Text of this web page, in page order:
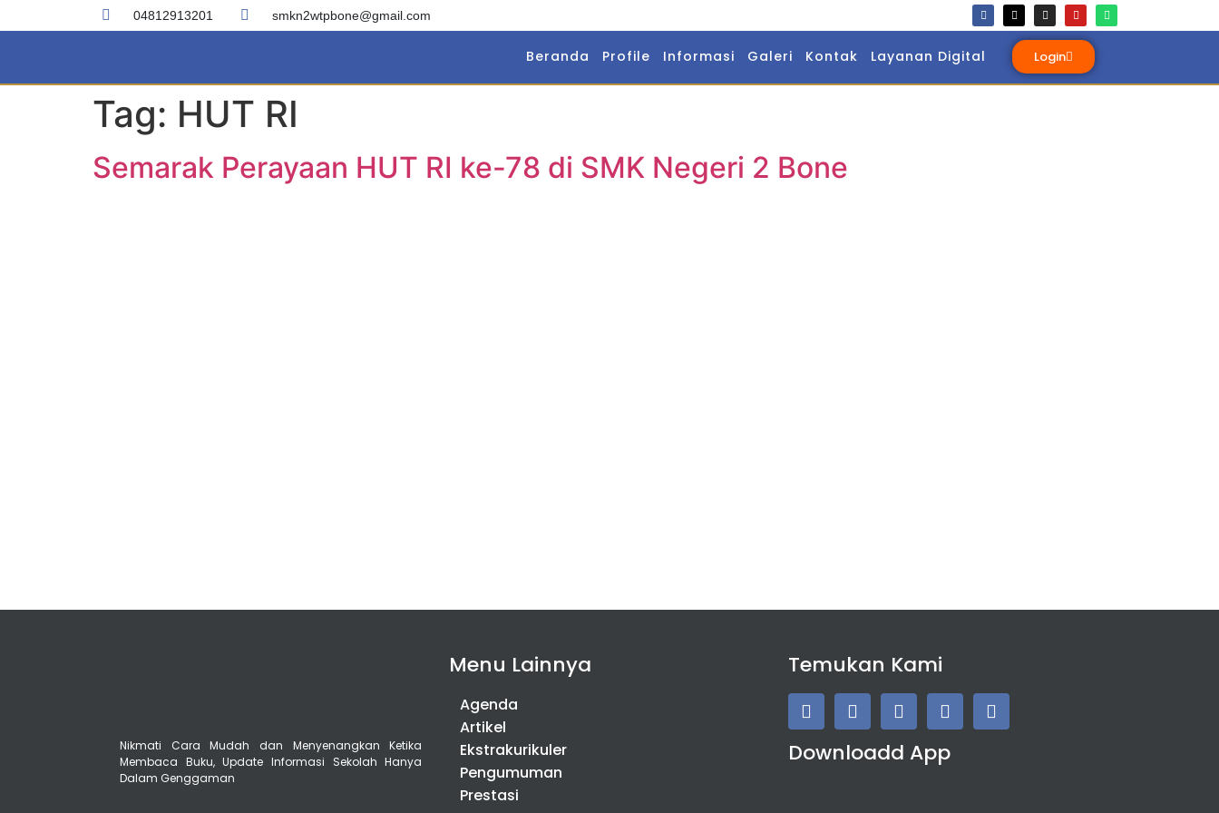
04812913201 smkn2wtpbone@gmail.com
Beranda Profile Informasi Galeri Kontak Layanan Digital Login
Tag: HUT RI
Semarak Perayaan HUT RI ke-78 di SMK Negeri 2 Bone
Nikmati Cara Mudah dan Menyenangkan Ketika
Membaca Buku, Update Informasi Sekolah Hanya
Dalam Genggaman
Menu Lainnya
Agenda
Artikel
Ekstrakurikuler
Pengumuman
Prestasi
Temukan Kami
Downloadd App